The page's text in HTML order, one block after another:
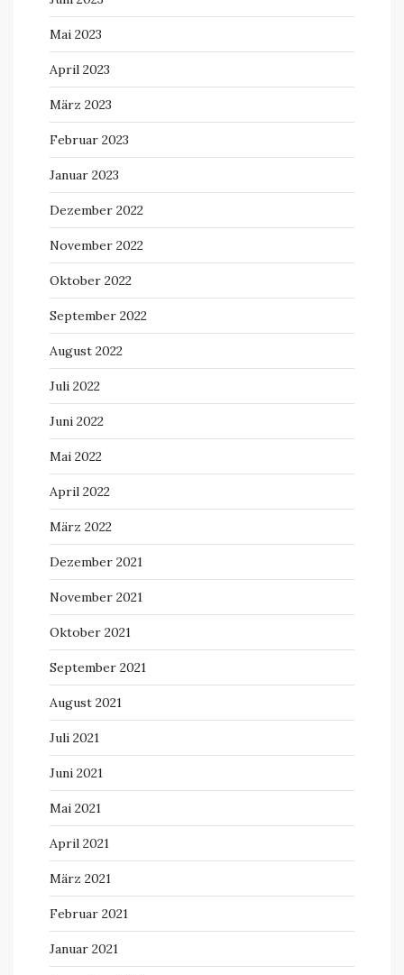
Mai 2023
April 2023
März 2023
Februar 2023
Januar 2023
Dezember 2022
November 2022
Oktober 2022
September 2022
August 2022
Juli 2022
Juni 2022
Mai 2022
April 2022
März 2022
Dezember 2021
November 2021
Oktober 2021
September 2021
August 2021
Juli 2021
Juni 2021
Mai 2021
April 2021
März 2021
Februar 2021
Januar 2021